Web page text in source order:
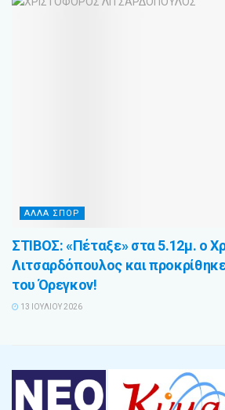
ΑΛΛΑ ΣΠΟΡ
ΣΤΙΒΟΣ: «Πέταξε» στα 5.12μ. ο
Λιτσαρδόπουλος και
του Όρεγκον!
13 ΙΟΥΛΊΟΥ 2026